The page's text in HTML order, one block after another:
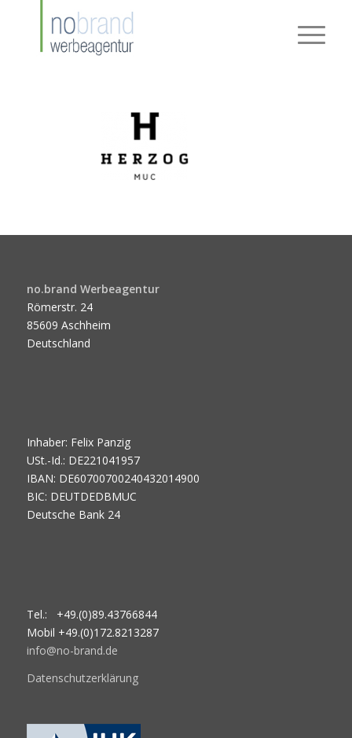
no.brand Werbeagentur
Römerstr. 24
85609 Aschheim
Deutschland
Inhaber: Felix Panzig
USt.-Id.: DE221041957
IBAN: DE60700700240432014900
BIC: DEUTDEDBMUC
Deutsche Bank 24
Tel.: +49.(0)89.43766844
Mobil +49.(0)172.8213287
info@no-brand.de
Datenschutzerklärung